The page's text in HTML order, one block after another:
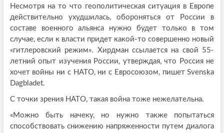
Несмотря на то что геополитическая ситуация в Европе
действительно ухудшилась, обороняться от России в
составе военного альянса нужно будет только в том
случае, если к власти придет какой-то совершенно новый
«гитлеровский режим». Хирдман ссылается на свой 55-
летний опыт изучения России, утверждая, что Россия не
хочет войны ни с НАТО, ни с Евросоюзом, пишет Svenska
Dagbladet.
С точки зрения НАТО, такая война тоже нежелательна.
«Можно быть начеку, но нужно также попытаться
способствовать снижению напряженности путем диалога